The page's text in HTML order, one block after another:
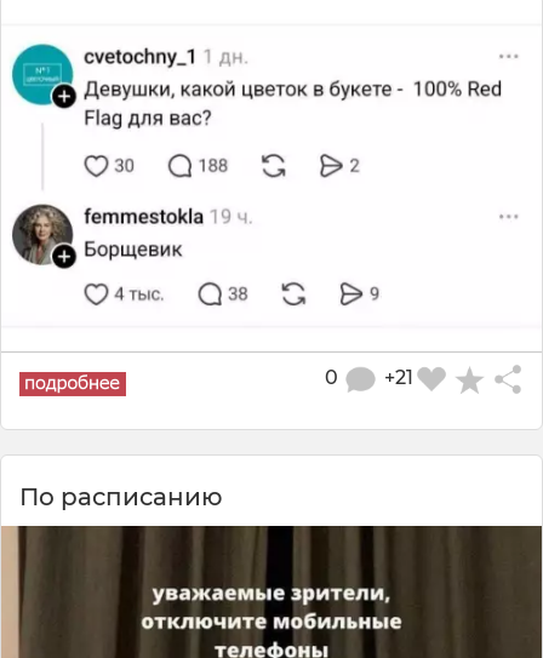
+21
0
По расписанию